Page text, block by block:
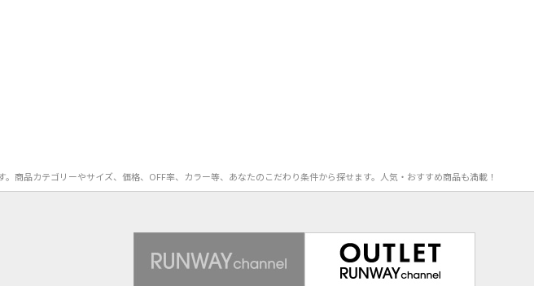
商品カテゴリーやサイズ、価格、OFF率、カラー等、あなたのこだわり条件から探せます。人気・おすすめ商品も満載！